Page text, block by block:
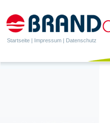
Startseite | Impressum | Datenschutz